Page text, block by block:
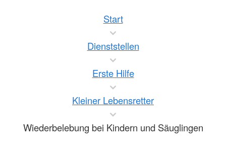
Start
Dienststellen
Erste Hilfe
Kleiner Lebensretter
Wiederbelebung bei Kindern und Säuglingen